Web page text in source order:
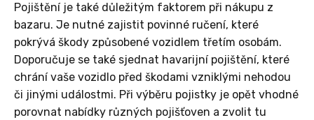
Pojištění je také důležitým faktorem při nákupu z
bazaru. Je nutné zajistit povinné ručení, které
pokrývá škody způsobené vozidlem třetím osobám.
Doporučuje se také sjednat havarijní pojištění, které
chrání vaše vozidlo před škodami vzniklými nehodou
či jinými událostmi. Při výběru pojistky je opět vhodné
porovnat nabídky různých pojišťoven a zvolit tu